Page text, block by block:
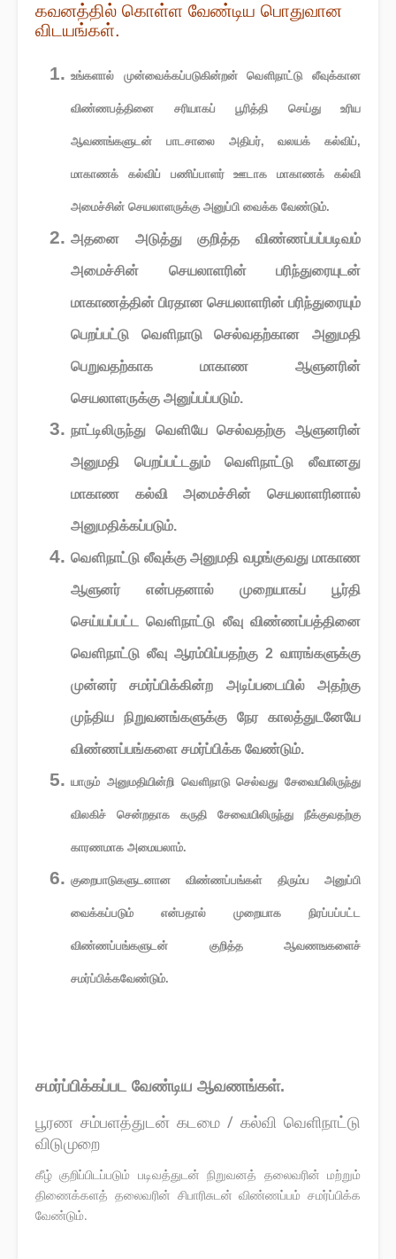
கவனத்தில் கொள்ள வேண்டிய பொதுவான
விடயங்கள்.
உங்களால் முன்வைக்கப்படுகின்றன் வௌிநாட்டு லீவுக்கான
விண்ணபத்தினை சரியாகப் பூரித்தி செய்து உரிய
ஆவணங்களுடன் பாடசாலை அதிபர், வலயக் கல்விப்,
மாகாணக் கல்விப் பணிப்பாளர் ஊடாக மாகாணக் கல்வி
அமைச்சின் செயலாளருக்கு அனுப்பி வைக்க வேண்டும்.
அதனை அடுத்து குறித்த விண்ணப்பப்படிவம்
அமைச்சின் செயலாளரின் பரிந்துரையுடன்
மாகாணத்தின் பிரதான செயலாளரின் பரிந்துரையும்
பெறப்பட்டு வௌிநாடு செல்வதற்கான அனுமதி
பெறுவதற்காக மாகாண ஆளுனரின்
செயலாளருக்கு அனுப்பப்படும்.
நாட்டிலிருந்து வௌியே செல்வதற்கு ஆளுனரின்
அனுமதி பெறப்பட்டதும் வௌிநாட்டு லீவானது
மாகாண கல்வி அமைச்சின் செயலாளரினால்
அனுமதிக்கப்படும்.
வௌிநாட்டு லீவுக்கு அனுமதி வழங்குவது மாகாண
ஆளுனர் என்பதனால் முறையாகப் பூர்தி
செய்யப்பட்ட வௌிநாட்டு லீவு விண்ணப்பத்தினை
வௌிநாட்டு லீவு ஆரம்பிப்பதற்கு 2 வாரங்களுக்கு
முன்னர் சமர்ப்பிக்கின்ற அடிப்படையில் அதற்கு
முந்திய நிறுவனங்களுக்கு நேர காலத்துடனேயே
விண்ணப்பங்களை சமர்ப்பிக்க வேண்டும்.
யாரும் அனுமதியின்றி வௌிநாடு செல்வது சேவையிலிருந்து
விலகிச் சென்றதாக கருதி சேவையிலிருந்து நீக்குவதற்கு
காரணமாக அமையலாம்.
குறைபாடுகளுடனான விண்ணப்பங்கள் திரும்ப அனுப்பி
வைக்கப்படும் என்பதால் முறையாக நிரப்பப்பட்ட
விண்ணப்பங்களுடன் குறித்த ஆவணஙகளைச்
சமர்ப்பிக்கவேண்டும்.
சமர்ப்பிக்கப்பட வேண்டிய ஆவணங்கள்.
பூரண சம்பளத்துடன் கடமை / கல்வி வெளிநாட்டு
விடுமுறை
கீழ் குறிப்பிடப்படும் படிவத்துடன் நிறுவனத் தலைவரின் மற்றும்
திணைக்களத் தலைவரின் சிபாரிசுடன் விண்ணப்பம் சமர்ப்பிக்க
வேண்டும்.